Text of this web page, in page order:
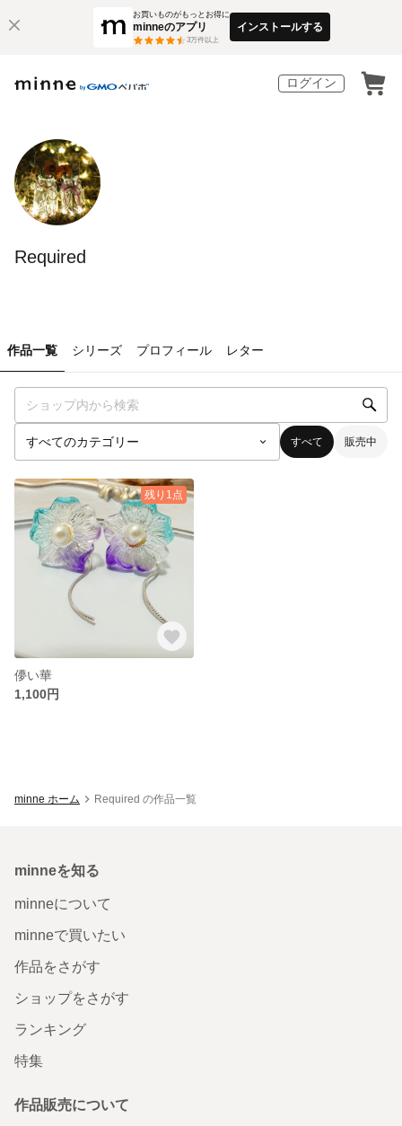
お買いものがもっとお得に
minneのアプリ
3万件以上
インストールする
ログイン
Required
作品一覧 シリーズ プロフィール レター
すべて 販売中
残り1点
儚い華
1,100円
minne ホーム Required の作品一覧
minneを知る
minneについて
minneで買いたい
作品をさがす
ショップをさがす
ランキング
特集
作品販売について